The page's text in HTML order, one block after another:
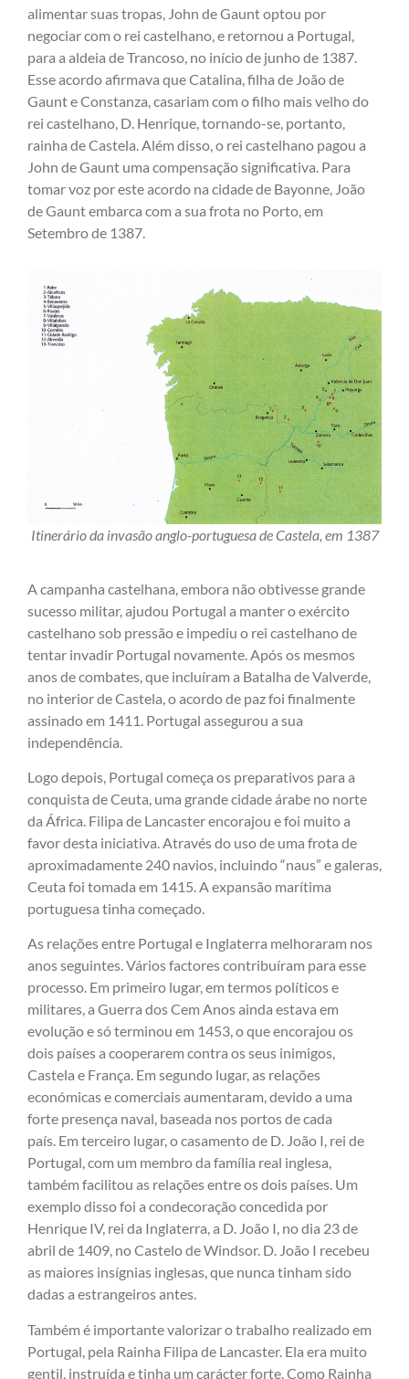
alimentar suas tropas, John de Gaunt optou por
negociar com o rei castelhano, e retornou a Portugal,
para a aldeia de Trancoso, no início de junho de 1387.
Esse acordo afirmava que Catalina, filha de João de
Gaunt e Constanza, casariam com o filho mais velho do
rei castelhano, D. Henrique, tornando-se, portanto,
rainha de Castela. Além disso, o rei castelhano pagou a
John de Gaunt uma compensação significativa. Para
tomar voz por este acordo na cidade de Bayonne, João
de Gaunt embarca com a sua frota no Porto, em
Setembro de 1387.
Itinerário da invasão anglo-portuguesa de Castela, em 1387
A campanha castelhana, embora não obtivesse grande
sucesso militar, ajudou Portugal a manter o exército
castelhano sob pressão e impediu o rei castelhano de
tentar invadir Portugal novamente. Após os mesmos
anos de combates, que incluíram a Batalha de Valverde,
no interior de Castela, o acordo de paz foi finalmente
assinado em 1411. Portugal assegurou a sua
independência.
Logo depois, Portugal começa os preparativos para a
conquista de Ceuta, uma grande cidade árabe no norte
da África. Filipa de Lancaster encorajou e foi muito a
favor desta iniciativa. Através do uso de uma frota de
aproximadamente 240 navios, incluindo “naus” e galeras,
Ceuta foi tomada em 1415. A expansão marítima
portuguesa tinha começado.
As relações entre Portugal e Inglaterra melhoraram nos
anos seguintes. Vários factores contribuíram para esse
processo. Em primeiro lugar, em termos políticos e
militares, a Guerra dos Cem Anos ainda estava em
evolução e só terminou em 1453, o que encorajou os
dois países a cooperarem contra os seus inimigos,
Castela e França. Em segundo lugar, as relações
económicas e comerciais aumentaram, devido a uma
forte presença naval, baseada nos portos de cada
país. Em terceiro lugar, o casamento de D. João I, rei de
Portugal, com um membro da família real inglesa,
também facilitou as relações entre os dois países. Um
exemplo disso foi a condecoração concedida por
Henrique IV, rei da Inglaterra, a D. João I, no dia 23 de
abril de 1409, no Castelo de Windsor. D. João I recebeu
as maiores insígnias inglesas, que nunca tinham sido
dadas a estrangeiros antes.
Também é importante valorizar o trabalho realizado em
Portugal, pela Rainha Filipa de Lancaster. Ela era muito
gentil, instruída e tinha um carácter forte. Como Rainha